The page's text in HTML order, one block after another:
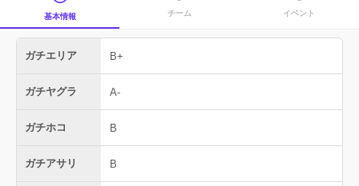
基本情報 チーム イベント
ガチエリア B+
ガチヤグラ A-
ガチホコ B
ガチアサリ B